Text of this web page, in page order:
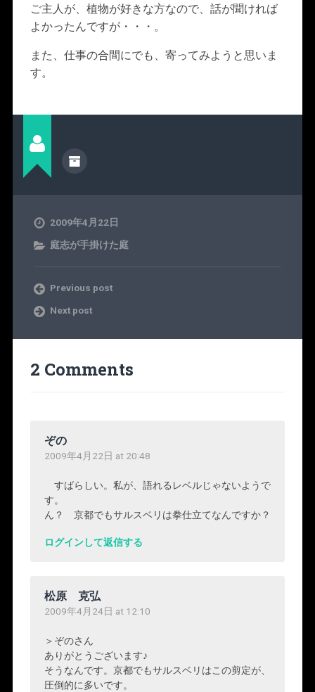
ご主人が、植物が好きな方なので、話が聞ければ
よかったんですが・・・。
また、仕事の合間にでも、寄ってみようと思いま
す。
2009年4月22日
庭志が手掛けた庭
Previous post
Next post
2 Comments
ぞの
2009年4月22日 at 20:48
すばらしい。私が、語れるレベルじゃないようで
す。
ん？ 京都でもサルスベリは拳仕立てなんですか？
ログインして返信する
松原 克弘
2009年4月24日 at 12:10
＞ぞのさん
ありがとうございます♪
そうなんです。京都でもサルスベリはこの剪定が、
圧倒的に多いです。